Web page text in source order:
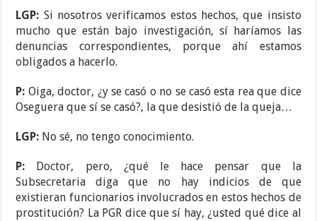
LGP: Si nosotros verificamos estos hechos, que insisto
mucho que están bajo investigación, sí haríamos las
denuncias correspondientes, porque ahí estamos
obligados a hacerlo.
P: Oiga, doctor, ¿y se casó o no se casó esta rea que dice
Oseguera que sí se casó?, la que desistió de la queja…
LGP: No sé, no tengo conocimiento.
P:
Doctor, pero, ¿qué le hace pensar que la
Subsecretaria diga que no hay indicios de que
existieran funcionarios involucrados en estos hechos de
prostitución? La PGR dice que sí hay, ¿usted qué dice al